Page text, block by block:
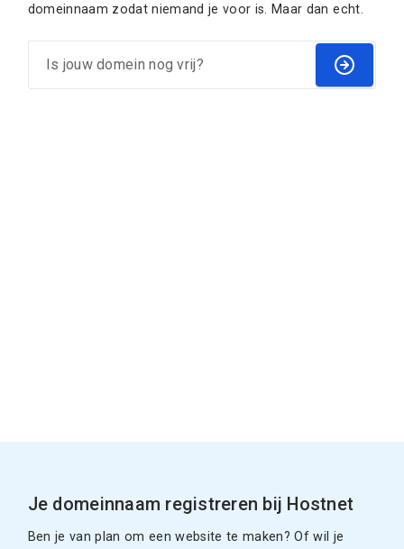
domeinnaam zodat niemand je voor is. Maar dan echt.
Je domeinnaam registreren bij Hostnet
Ben je van plan om een website te maken? Of wil je